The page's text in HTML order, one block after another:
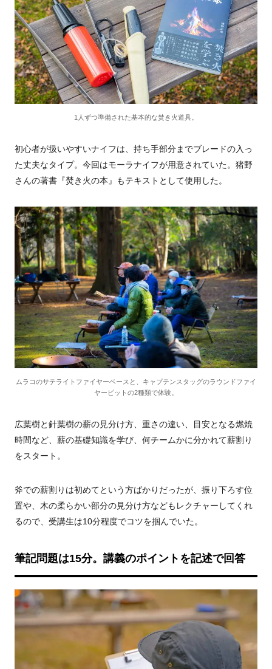
1人ずつ準備された基本的な焚き火道具。
初心者が扱いやすいナイフは、持ち手部分までブレードの入っ
た丈夫なタイプ。今回はモーラナイフが用意されていた。猪野
さんの著書『焚き火の本』もテキストとして使用した。
ムラコのサテライトファイヤーベースと、キャプテンスタッグのラウンドファイ
ヤーピットの2種類で体験。
広葉樹と針葉樹の薪の見分け方、重さの違い、目安となる燃焼
時間など、薪の基礎知識を学び、何チームかに分かれて薪割り
をスタート。
斧での薪割りは初めてという方ばかりだったが、振り下ろす位
置や、木の柔らかい部分の見分け方などもレクチャーしてくれ
るので、受講生は10分程度でコツを掴んでいた。
筆記問題は15分。講義のポイントを記述で回答